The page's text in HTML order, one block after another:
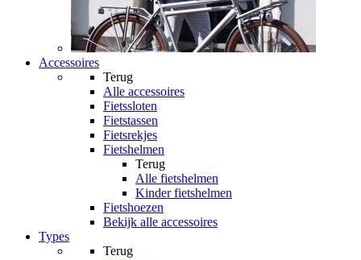
Accessoires
Terug
Alle accessoires
Fietssloten
Fietstassen
Fietsrekjes
Fietshelmen
Terug
Alle fietshelmen
Kinder fietshelmen
Fietshoezen
Bekijk alle accessoires
Types
Terug